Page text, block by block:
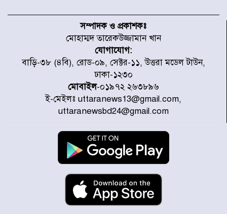
স্থাপনের উদ্যোগ চান মিয়া ব্যাপারীর
৭ জেলায় ঝোড়ো হাওয়াসহ বজ্রবৃষ্টির
শঙ্কা
বগুড়া ও সিলেটে সড়ক দুর্ঘটনায় নিহত
১৫
জুলাইয়ে দেশজুড়ে ৪৫৮টি সড়ক
দুর্ঘটনায় ৪১৬ জন নিহত হয়েছেন
হারিয়ে যাওয়া শিশুকে পরিবারের কাছে
ফিরিয়ে প্রশংসায় ভাসছেন খিলক্ষেত
সম্পাদক ও প্রকাশকঃ
মোহাম্মদ তারেকউজ্জামান খান
যোগাযোগ:
বাড়ি-৩৮ (৪বি), রোড-০৯, সেক্টর-১১, উত্তরা মডেল টাউন,
ঢাকা-১২৩০
মোবাইল-০১৯৭২ ২৬৩৮৯৬
ই-মেইলঃ uttaranews13@gmail.com,
uttaranewsbd24@gmail.com